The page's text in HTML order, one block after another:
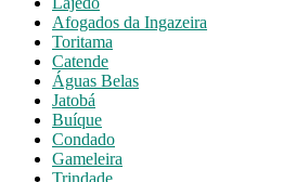
Afogados da Ingazeira
Toritama
Catende
Águas Belas
Jatobá
Buíque
Condado
Gameleira